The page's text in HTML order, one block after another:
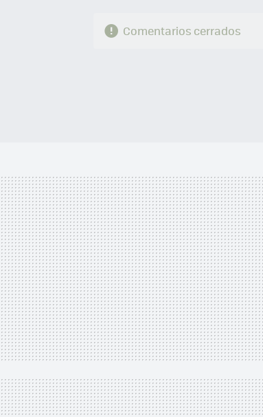
Comentarios cerrados